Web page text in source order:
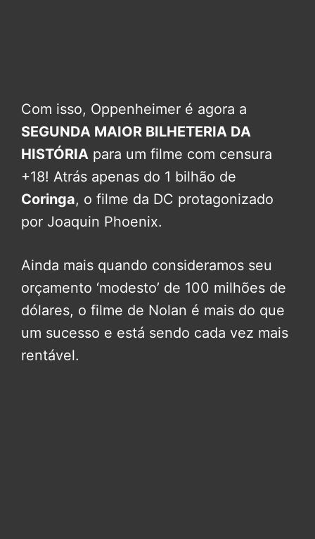
Com isso, Oppenheimer é agora a
SEGUNDA MAIOR BILHETERIA DA
HISTÓRIA para um filme com censura
+18! Atrás apenas do 1 bilhão de
Coringa, o filme da DC protagonizado
por Joaquin Phoenix.
Ainda mais quando consideramos seu
orçamento ‘modesto’ de 100 milhões de
dólares, o filme de Nolan é mais do que
um sucesso e está sendo cada vez mais
rentável.